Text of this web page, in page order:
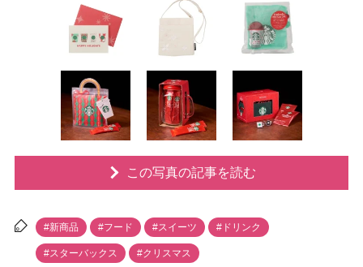
この写真の記事を読む
#新商品 #フード #スイーツ #ドリンク
#スターバックス #クリスマス